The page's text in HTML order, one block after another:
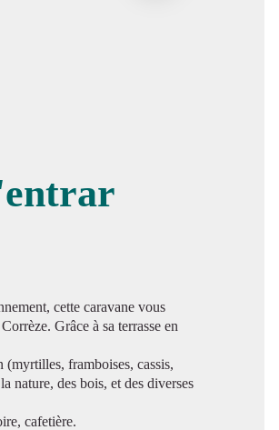
cette caravane vous
Grâce à sa terrasse en
framboises, cassis,
nature, des bois, et des diverses
cafetière.